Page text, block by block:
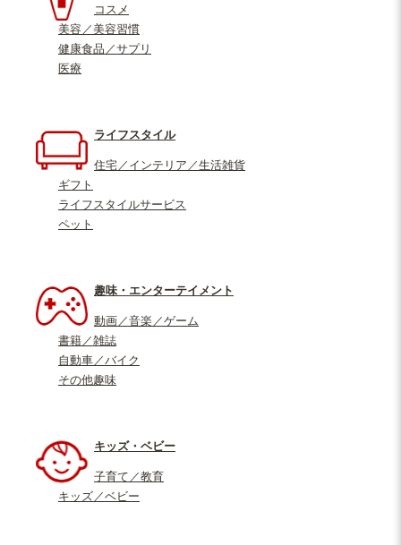
コスメ
美容／美容習慣
健康食品／サプリ
医療
ライフスタイル
住宅／インテリア／生活雑貨
ギフト
ライフスタイルサービス
ペット
趣味・エンターテイメント
動画／音楽／ゲーム
書籍／雑誌
自動車／バイク
その他趣味
キッズ・ベビー
子育て／教育
キッズ／ベビー